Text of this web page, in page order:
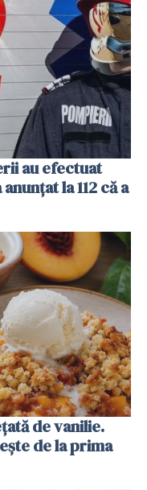
au efectuat
la 112 că a
de vanilie.
de la prima